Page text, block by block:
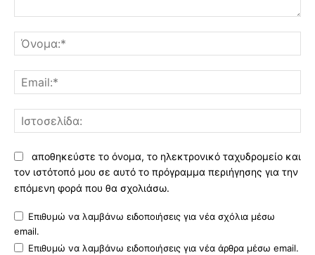
αποθηκεύστε το όνομα, το ηλεκτρονικό ταχυδρομείο και
τον ιστότοπό μου σε αυτό το πρόγραμμα περιήγησης για την
επόμενη φορά που θα σχολιάσω.
Επιθυμώ να λαμβάνω ειδοποιήσεις για νέα σχόλια μέσω
email.
Επιθυμώ να λαμβάνω ειδοποιήσεις για νέα άρθρα μέσω email.